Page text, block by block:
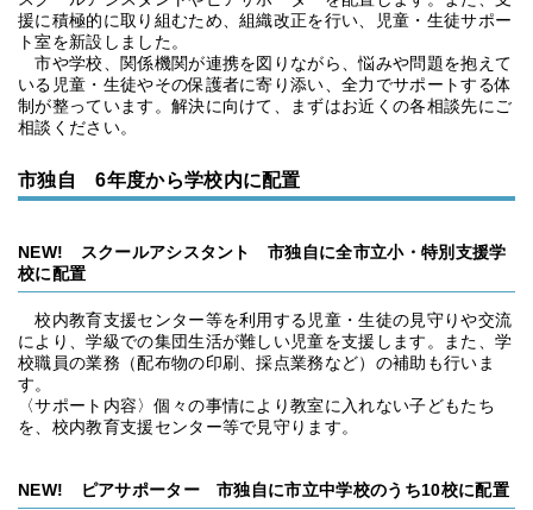
援に積極的に取り組むため、組織改正を行い、児童・生徒サポー
ト室を新設しました。
市や学校、関係機関が連携を図りながら、悩みや問題を抱えて
いる児童・生徒やその保護者に寄り添い、全力でサポートする体
制が整っています。解決に向けて、まずはお近くの各相談先にご
相談ください。
市独自 6年度から学校内に配置
NEW! スクールアシスタント 市独自に全市立小・特別支援学
校に配置
校内教育支援センター等を利用する児童・生徒の見守りや交流
により、学級での集団生活が難しい児童を支援します。また、学
校職員の業務（配布物の印刷、採点業務など）の補助も行いま
す。
〈サポート内容〉個々の事情により教室に入れない子どもたち
を、校内教育支援センター等で見守ります。
NEW! ピアサポーター 市独自に市立中学校のうち10校に配置